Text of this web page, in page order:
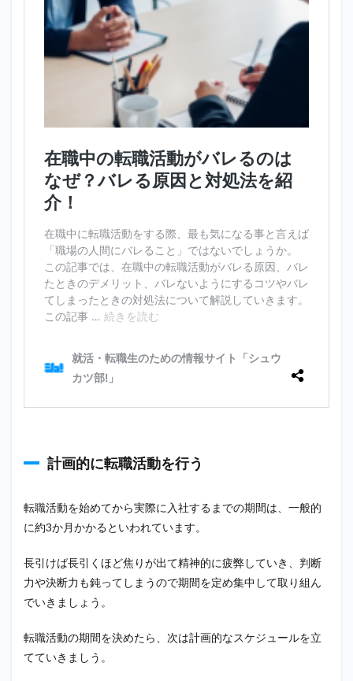
計画的に転職活動を行う
転職活動を始めてから実際に入社するまでの期間は、一般的
に約3か月かかるといわれています。
長引けば長引くほど焦りが出て精神的に疲弊していき、判断
力や決断力も鈍ってしまうので期間を定め集中して取り組ん
でいきましょう。
転職活動の期間を決めたら、次は計画的なスケジュールを立
てていきましう。